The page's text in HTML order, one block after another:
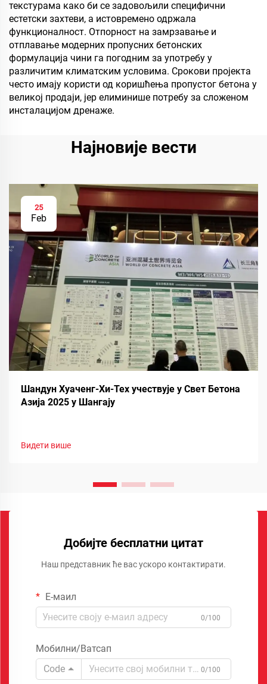
текстурама како би се задовољили специфични
естетски захтеви, а истовремено одржала
функционалност. Отпорност на замрзавање и
отплавање модерних пропусних бетонских
формулација чини га погодним за употребу у
различитим климатским условима. Срокови пројекта
често имају користи од коришћења пропустог бетона у
великој продаји, јер елиминише потребу за сложеном
инсталацијом дренаже.
Најновије вести
25
Feb
Шандун Хуаченг-Хи-Тех учествује у Свет Бетона
Азија 2025 у Шангају
Видети више
Добијте бесплатни цитат
Наш представник ће вас ускоро контактирати.
Е-маил
0/100
Мобилни/Ватсап
Code
0/100